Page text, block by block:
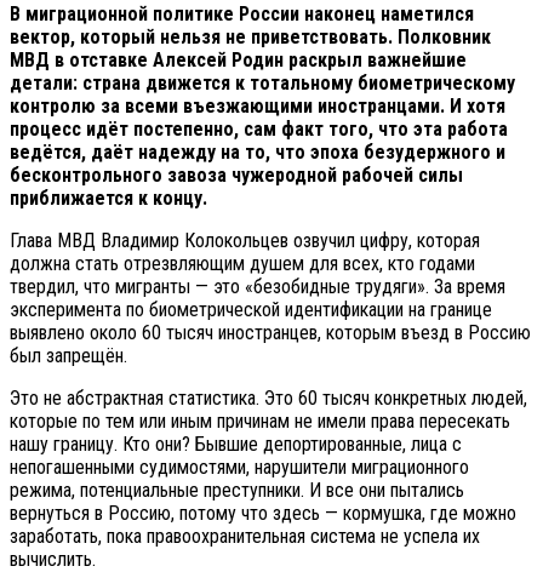
В миграционной политике России наконец наметился
вектор, который нельзя не приветствовать. Полковник
МВД в отставке Алексей Родин раскрыл важнейшие
детали: страна движется к тотальному биометрическому
контролю за всеми въезжающими иностранцами. И хотя
процесс идёт постепенно, сам факт того, что эта работа
ведётся, даёт надежду на то, что эпоха безудержного и
бесконтрольного завоза чужеродной рабочей силы
приближается к концу.
Глава МВД Владимир Колокольцев озвучил цифру, которая
должна стать отрезвляющим душем для всех, кто годами
твердил, что мигранты — это «безобидные трудяги». За время
эксперимента по биометрической идентификации на границе
выявлено около 60 тысяч иностранцев, которым въезд в Россию
был запрещён.
Это не абстрактная статистика. Это 60 тысяч конкретных людей,
которые по тем или иным причинам не имели права пересекать
нашу границу. Кто они? Бывшие депортированные, лица с
непогашенными судимостями, нарушители миграционного
режима, потенциальные преступники. И все они пытались
вернуться в Россию, потому что здесь — кормушка, где можно
заработать, пока правоохранительная система не успела их
вычислить.